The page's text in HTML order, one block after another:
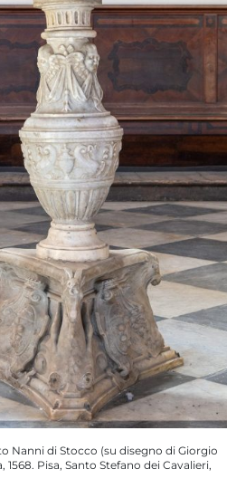
Nanni di Stocco (su disegno di Giorgio
1568. Pisa, Santo Stefano dei Cavalieri,